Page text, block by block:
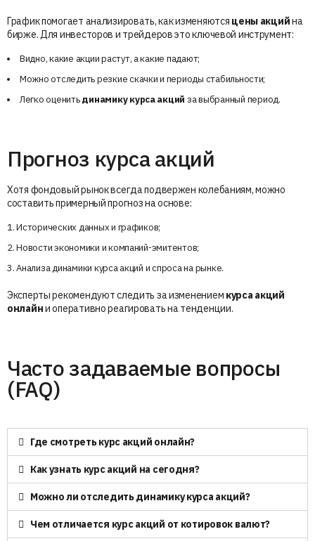
График помогает анализировать, как изменяются цены акцийна
бирже. Для инвесторов и трейдеров это ключевой инструмент:
Видно, какие акции растут, а какие падают;
Можно отследить резкие скачки и периоды стабильности;
Легко оценитьдинамику курса акций за выбранный период.
Прогноз курса акций
Хотя фондовый рынок всегда подвержен колебаниям, можно
составить примерный прогноз на основе:
Исторических данных и графиков;
Новости экономики и компаний-эмитентов;
Анализа динамики курса акций и спроса на рынке.
Эксперты рекомендуют следить за изменением курса акций
онлайни оперативно реагировать на тенденции.
Часто задаваемые вопросы
(FAQ)
Где смотреть курс акций онлайн?
Как узнать курс акций на сегодня?
Можно ли отследить динамику курса акций?
Чем отличается курс акций от котировок валют?